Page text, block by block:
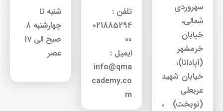
سهروردی
شمالی،
خیابان
خرمشهر
(آپادانا)،
خیابان شهید
عربعلی
(نوبخت) ،
تلفن :
021885294
00
ایمیل :
info@qma
cademy.co
m
شنبه تا
چهارشنبه 8
صبح الی 17
عصر